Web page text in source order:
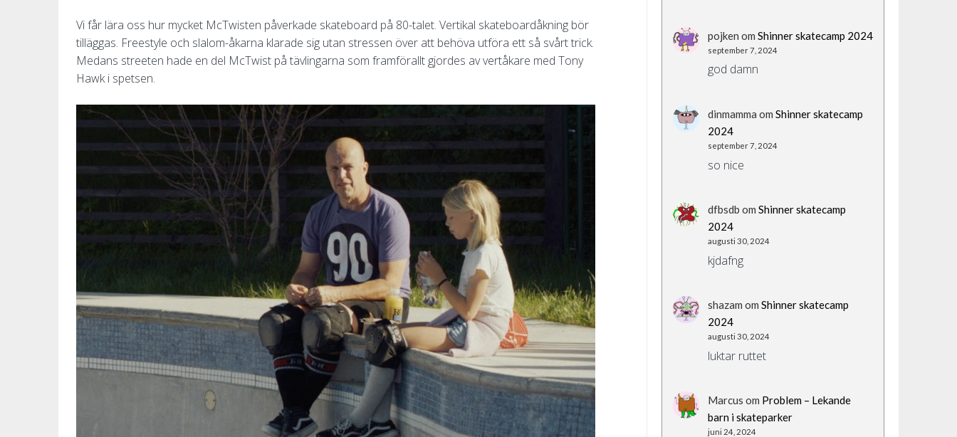
Vi får lära oss hur mycket McTwisten påverkade skateboard på 80-talet. Vertikal skateboardåkning bör
tilläggas. Freestyle och slalom-åkarna klarade sig utan stressen över att behöva utföra ett så svårt trick.
Medans streeten hade en del McTwist på tävlingarna som framförallt gjordes av vertåkare med Tony
Hawk i spetsen.
pojken om Shinner skatecamp 2024
september 7, 2024
god damn
dinmamma om Shinner skatecamp
2024
september 7, 2024
so nice
dfbsdb om Shinner skatecamp
2024
augusti 30, 2024
kjdafng
shazam om Shinner skatecamp
2024
augusti 30, 2024
luktar ruttet
Marcus om Problem – Lekande
barn i skateparker
juni 24, 2024